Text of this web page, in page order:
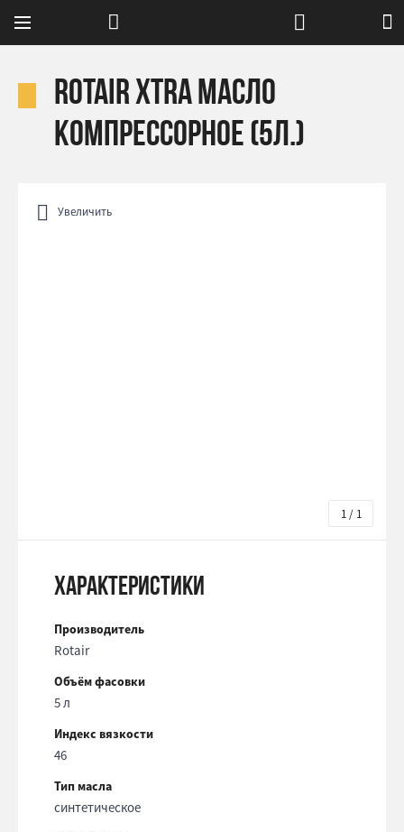
ROTAIR XTRA масло
компрессорное (5л.)
Увеличить
1 / 1
Характеристики
Производитель
Rotair
Объём фасовки
5 л
Индекс вязкости
46
Тип масла
синтетическое